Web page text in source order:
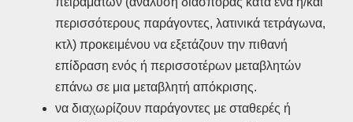
περισσότερους παράγοντες, λατινικά τετράγωνα,
κτλ) προκειμένου να εξετάζουν την πιθανή
επίδραση ενός ή περισσοτέρων μεταβλητών
επάνω σε μια μεταβλητή απόκρισης.
να διαχωρίζουν παράγοντες με σταθερές ή